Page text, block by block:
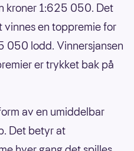
kroner 1:625 050. Det
en toppremie for
050 lodd. Vinnersjansen
er trykket bak på
av en umiddelbar
Det betyr at